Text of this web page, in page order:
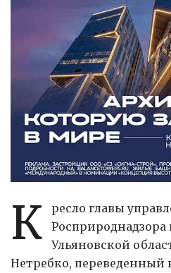
К
ресло главы
Ульяновской
Нетребко, переведенный